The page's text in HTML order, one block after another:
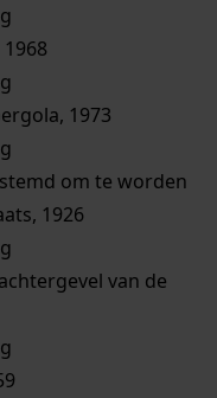
1973
om te worden
1926
van de